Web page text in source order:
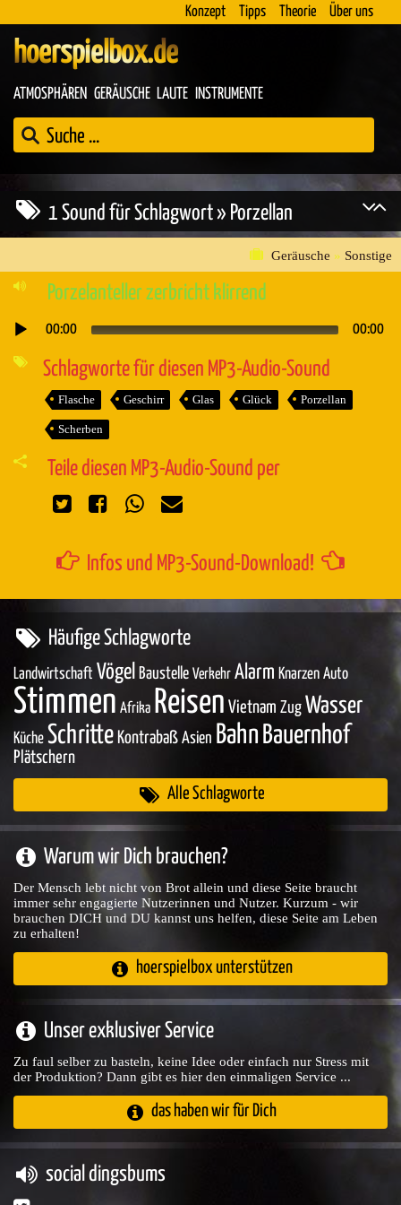
Konzept Tipps Theorie Über uns
hoerspielbox.de
ATMOSPHÄREN GERÄUSCHE LAUTE INSTRUMENTE
1 Sound für Schlagwort » Porzellan
Geräusche » Sonstige
Porzelanteller zerbricht klirrend
Audio-
00:00 00:00
Schlagworte für diesen MP3-Audio-Sound
Flasche Geschirr Glas Glück Porzellan
Scherben
Teile diesen MP3-Audio-Sound per
Infos und MP3-Sound-Download!
Häufige Schlagworte
Landwirtschaft Vögel Baustelle Verkehr Alarm Knarzen Auto
Stimmen Afrika Reisen Vietnam Zug Wasser
Küche Schritte Kontrabaß Asien Bahn Bauernhof
Plätschern
Alle Schlagworte
Warum wir Dich brauchen?
Der Mensch lebt nicht von Brot allein und diese Seite braucht
immer sehr engagierte Nutzerinnen und Nutzer. Kurzum - wir
brauchen DICH und DU kannst uns helfen, diese Seite am Leben
zu erhalten!
hoerspielbox unterstützen
Unser exklusiver Service
Zu faul selber zu basteln, keine Idee oder einfach nur Stress mit
der Produktion? Dann gibt es hier den einmaligen Service ...
das haben wir für Dich
social dingsbums